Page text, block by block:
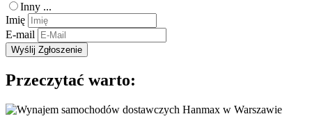
Inny ...
Imię
E-mail
Przeczytać warto: